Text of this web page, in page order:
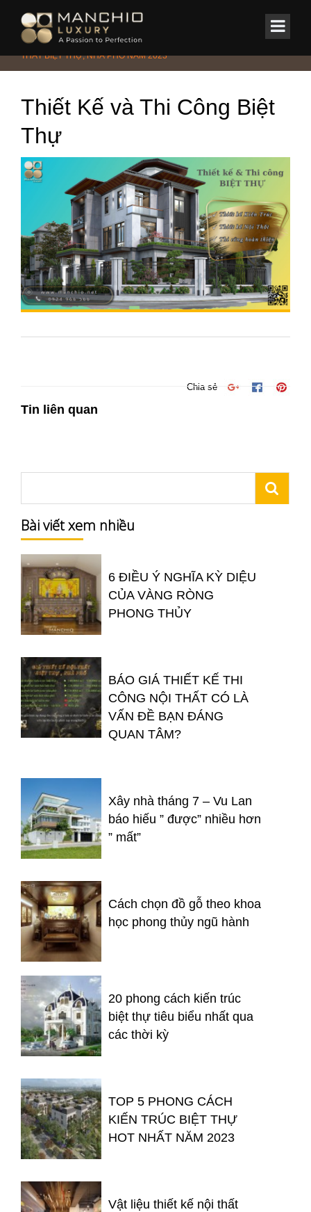
Home/Tin Tức & Sự Kiện/Tin tức
GIÁ THIẾT KẾ KIẾN TRÚC NỘI
THẤT BIỆT THỰ, NHÀ PHỐ NĂM 2023
Thiết Kế và Thi Công Biệt
Thự
Chia sẻ
Tin liên quan
Bài viết xem nhiều
6 ĐIỀU Ý NGHĨA KỲ DIỆU
CỦA VÀNG RÒNG
PHONG THỦY
BÁO GIÁ THIẾT KẾ THI
CÔNG NỘI THẤT CÓ LÀ
VẤN ĐỀ BẠN ĐÁNG
QUAN TÂM?
Xây nhà tháng 7 – Vu Lan
báo hiếu ” được” nhiều hơn
” mất”
Cách chọn đồ gỗ theo khoa
học phong thủy ngũ hành
20 phong cách kiến trúc
biệt thự tiêu biểu nhất qua
các thời kỳ
TOP 5 PHONG CÁCH
KIẾN TRÚC BIỆT THỰ
HOT NHẤT NĂM 2023
Vật liệu thiết kế nội thất